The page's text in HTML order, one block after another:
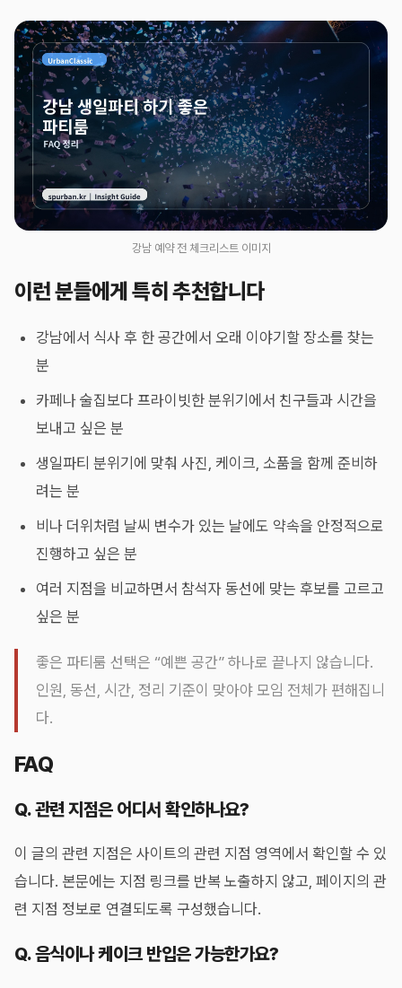
강남 예약 전 체크리스트 이미지
이런 분들에게 특히 추천합니다
강남에서 식사 후 한 공간에서 오래 이야기할 장소를 찾는
분
카페나 술집보다 프라이빗한 분위기에서 친구들과 시간을
보내고 싶은 분
생일파티 분위기에 맞춰 사진, 케이크, 소품을 함께 준비하
려는 분
비나 더위처럼 날씨 변수가 있는 날에도 약속을 안정적으로
진행하고 싶은 분
여러 지점을 비교하면서 참석자 동선에 맞는 후보를 고르고
싶은 분
좋은 파티룸 선택은 “예쁜 공간” 하나로 끝나지 않습니다.
인원, 동선, 시간, 정리 기준이 맞아야 모임 전체가 편해집니
다.
FAQ
Q. 관련 지점은 어디서 확인하나요?
이 글의 관련 지점은 사이트의 관련 지점 영역에서 확인할 수 있
습니다. 본문에는 지점 링크를 반복 노출하지 않고, 페이지의 관
련 지점 정보로 연결되도록 구성했습니다.
Q. 음식이나 케이크 반입은 가능한가요?